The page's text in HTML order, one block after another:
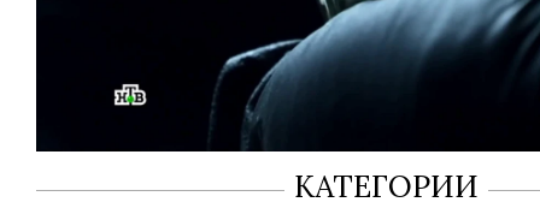
КАТЕГОРИИ